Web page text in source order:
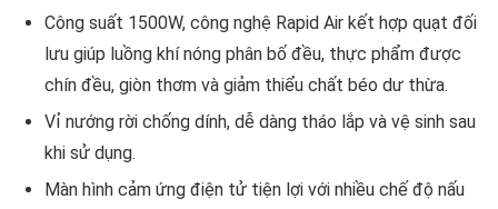
Công suất 1500W, công nghệ Rapid Air kết hợp quạt đối
lưu giúp luồng khí nóng phân bố đều, thực phẩm được
chín đều, giòn thơm và giảm thiểu chất béo dư thừa.
Vỉ nướng rời chống dính, dễ dàng tháo lắp và vệ sinh sau
khi sử dụng.
Màn hình cảm ứng điện tử tiện lợi với nhiều chế độ nấu